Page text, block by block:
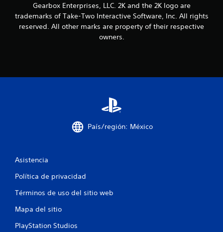
Gearbox Enterprises, LLC. 2K and the 2K logo are
trademarks of Take-Two Interactive Software, Inc. All rights
reserved. All other marks are property of their respective
owners.
País/región: México
Asistencia
Política de privacidad
Términos de uso del sitio web
Mapa del sitio
PlayStation Studios